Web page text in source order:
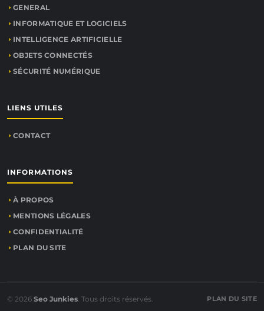
GENERAL
INFORMATIQUE ET LOGICIELS
INTELLIGENCE ARTIFICIELLE
OBJETS CONNECTÉS
SÉCURITÉ NUMÉRIQUE
LIENS UTILES
CONTACT
INFORMATIONS
À PROPOS
MENTIONS LÉGALES
CONFIDENTIALITÉ
PLAN DU SITE
© 2026 Seo Junkies. Tous droits réservés. PLAN DU SITE